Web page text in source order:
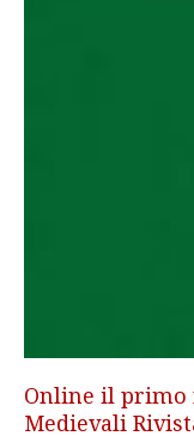
Online il primo
Medievali